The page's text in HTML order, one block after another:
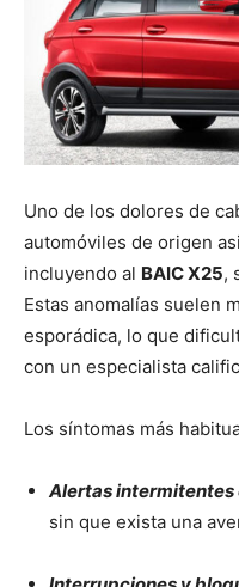
Uno de los dolores de
automóviles de origen
incluyendo al BAIC X25,
Estas anomalías suelen
esporádica, lo que
con un especialista
Los síntomas más
Alertas intermitentes
sin que exista una